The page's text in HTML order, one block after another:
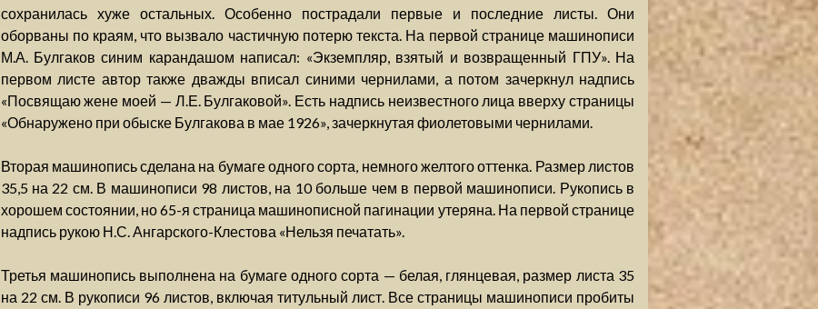
сохранилась хуже остальных. Особенно пострадали первые и последние листы. Они
оборваны по краям, что вызвало частичную потерю текста. На первой странице машинописи
М.А. Булгаков синим карандашом написал: «Экземпляр, взятый и возвращенный ГПУ». На
первом листе автор также дважды вписал синими чернилами, а потом зачеркнул надпись
«Посвящаю жене моей — Л.Е. Булгаковой». Есть надпись неизвестного лица вверху страницы
«Обнаружено при обыске Булгакова в мае 1926», зачеркнутая фиолетовыми чернилами.
Вторая машинопись сделана на бумаге одного сорта, немного желтого оттенка. Размер листов
35,5 на 22 см. В машинописи 98 листов, на 10 больше чем в первой машинописи. Рукопись в
хорошем состоянии, но 65-я страница машинописной пагинации утеряна. На первой странице
надпись рукою Н.С. Ангарского-Клестова «Нельзя печатать».
Третья машинопись выполнена на бумаге одного сорта — белая, глянцевая, размер листа 35
на 22 см. В рукописи 96 листов, включая титульный лист. Все страницы машинописи пробиты